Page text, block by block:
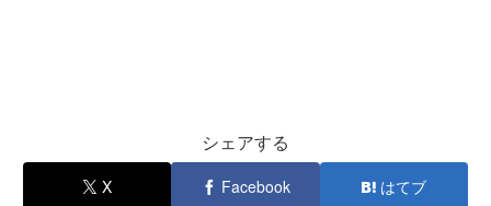
シェアする
X Facebook はてブ